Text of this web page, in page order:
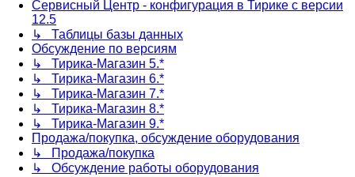
Сервисный Центр - конфигурация в Тирике с версии
12.5
↳ Таблицы базы данных
Обсуждение по версиям
↳ Тирика-Магазин 5.*
↳ Тирика-Магазин 6.*
↳ Тирика-Магазин 7.*
↳ Тирика-Магазин 8.*
↳ Тирика-Магазин 9.*
Продажа/покупка, обсуждение оборудования
↳ Продажа/покупка
↳ Обсуждение работы оборудования